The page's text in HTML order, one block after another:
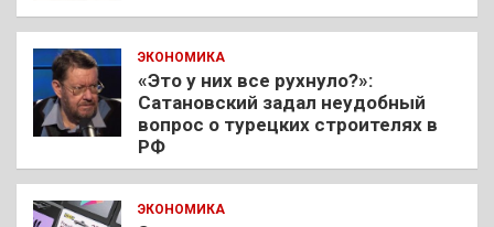
ЭКОНОМИКА
«Это у них все рухнуло?»:
Сатановский задал неудобный
вопрос о турецких строителях в
РФ
ЭКОНОМИКА